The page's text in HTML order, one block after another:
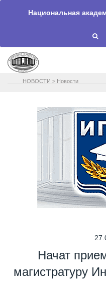
Национальная
НОВОСТИ > Новости
Начат
магистратуру